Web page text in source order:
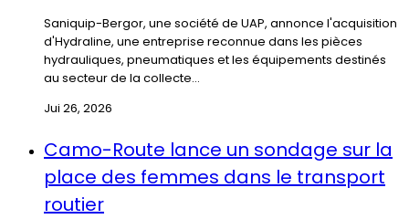
Saniquip-Bergor, une société de UAP, annonce l'acquisition
d'Hydraline, une entreprise reconnue dans les pièces
hydrauliques, pneumatiques et les équipements destinés
au secteur de la collecte...
Jui 26, 2026
Camo-Route lance un sondage sur la
place des femmes dans le transport
routier